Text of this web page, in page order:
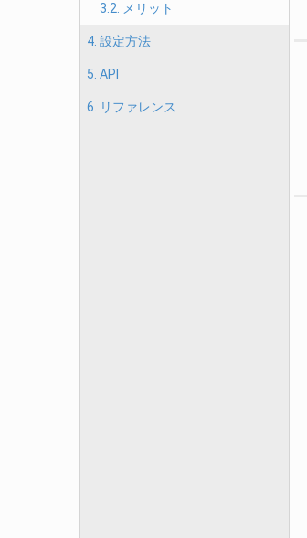
3.2. メリット
4. 設定方法
5. API
6. リファレンス